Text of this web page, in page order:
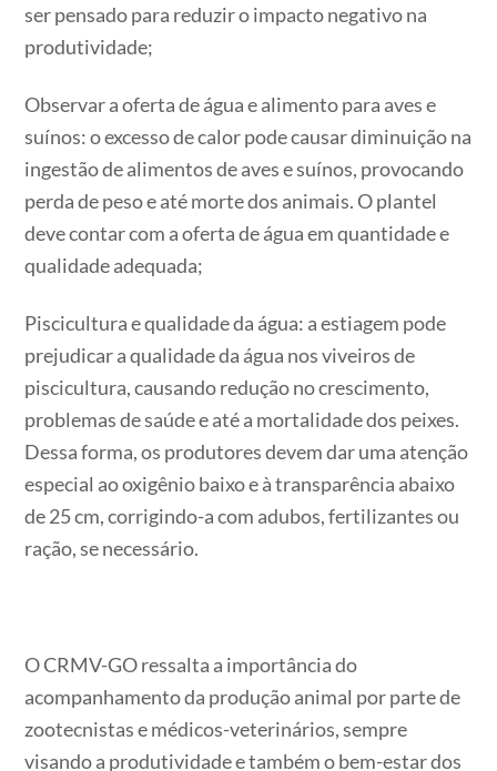
ser pensado para reduzir o impacto negativo na
produtividade;
Observar a oferta de água e alimento para aves e
suínos: o excesso de calor pode causar diminuição na
ingestão de alimentos de aves e suínos, provocando
perda de peso e até morte dos animais. O plantel
deve contar com a oferta de água em quantidade e
qualidade adequada;
Piscicultura e qualidade da água: a estiagem pode
prejudicar a qualidade da água nos viveiros de
piscicultura, causando redução no crescimento,
problemas de saúde e até a mortalidade dos peixes.
Dessa forma, os produtores devem dar uma atenção
especial ao oxigênio baixo e à transparência abaixo
de 25 cm, corrigindo-a com adubos, fertilizantes ou
ração, se necessário.
O CRMV-GO ressalta a importância do
acompanhamento da produção animal por parte de
zootecnistas e médicos-veterinários, sempre
visando a produtividade e também o bem-estar dos